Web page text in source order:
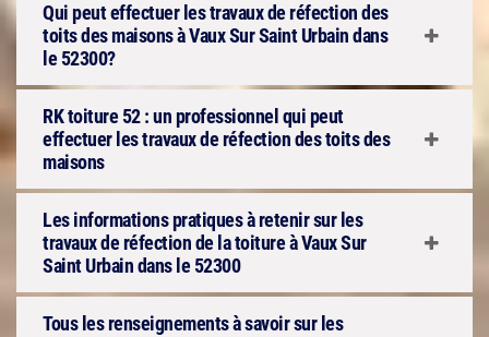
Qui peut effectuer les travaux de réfection des
toits des maisons à Vaux Sur Saint Urbain dans
le 52300?
RK toiture 52 : un professionnel qui peut
effectuer les travaux de réfection des toits des
maisons
Les informations pratiques à retenir sur les
travaux de réfection de la toiture à Vaux Sur
Saint Urbain dans le 52300
Tous les renseignements à savoir sur les